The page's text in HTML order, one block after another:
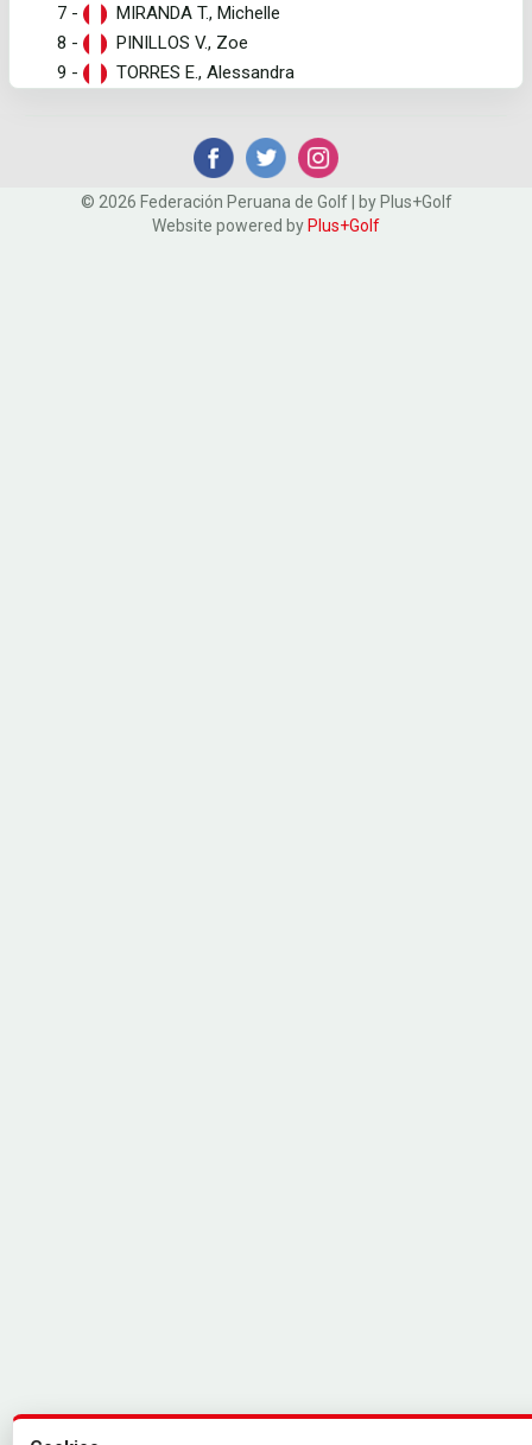
7 -
MIRANDA T., Michelle
8 -
PINILLOS V., Zoe
9 -
TORRES E., Alessandra
© 2026 Federación Peruana de Golf | by Plus+Golf
Website powered by Plus+Golf